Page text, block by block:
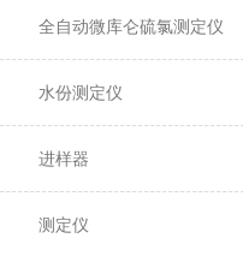
全自动微库仑硫氯测定仪
水份测定仪
进样器
测定仪